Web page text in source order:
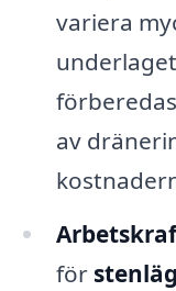
variera
av
för